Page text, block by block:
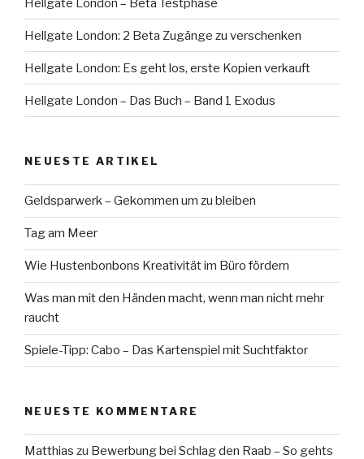
Hellgate London – Beta Testphase
Hellgate London: 2 Beta Zugänge zu verschenken
Hellgate London: Es geht los, erste Kopien verkauft
Hellgate London – Das Buch – Band 1 Exodus
NEUESTE ARTIKEL
Geldsparwerk – Gekommen um zu bleiben
Tag am Meer
Wie Hustenbonbons Kreativität im Büro fördern
Was man mit den Händen macht, wenn man nicht mehr
raucht
Spiele-Tipp: Cabo – Das Kartenspiel mit Suchtfaktor
NEUESTE KOMMENTARE
Matthias zu Bewerbung bei Schlag den Raab – So gehts